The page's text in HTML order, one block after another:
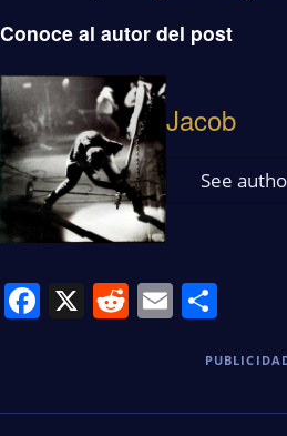
Conoce al autor del post
Jacob
See
Facebook
X Reddit
Email